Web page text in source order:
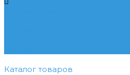
Каталог товаров